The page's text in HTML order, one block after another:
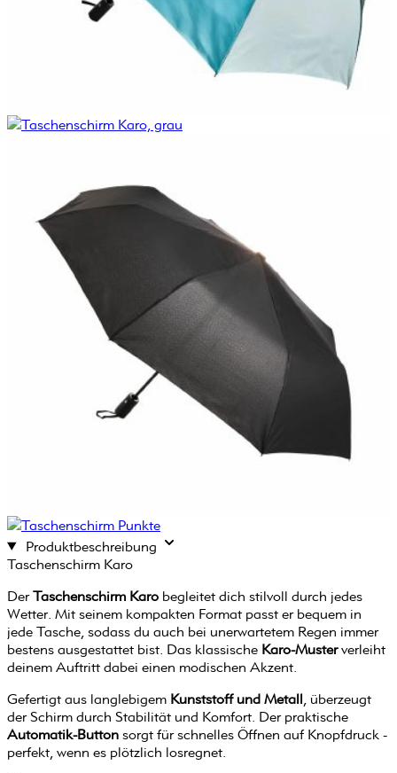
Produktbeschreibung
Taschenschirm Karo
DerTaschenschirm Karo begleitet dich stilvoll durch jedes
Wetter. Mit seinem kompakten Format passt er bequem in
jede Tasche, sodass du auch bei unerwartetem Regen immer
bestens ausgestattet bist. Das klassische Karo-Musterverleiht
deinem Auftritt dabei einen modischen Akzent.
Gefertigt aus langlebigem Kunststoff und Metall , überzeugt
der Schirm durch Stabilität und Komfort. Der praktische
Automatik-Button sorgt für schnelles Öffnen auf Knopfdruck -
perfekt, wenn es plötzlich losregnet.